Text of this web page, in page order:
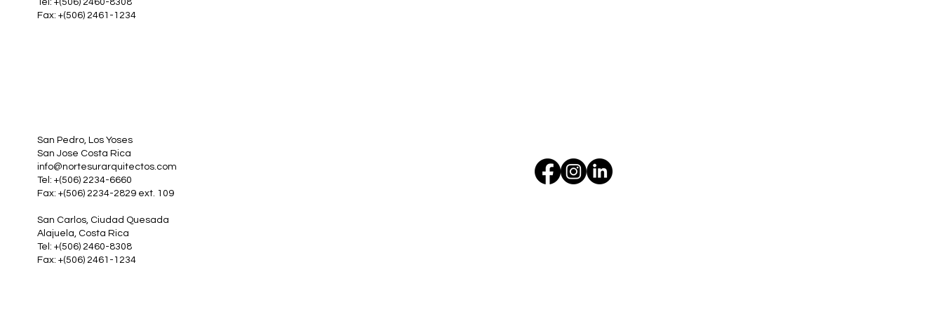
Tel: +(506) 2460-8308
Fax: +(506) 2461-1234
San Pedro, Los Yoses
San Jose Costa Rica
info@nortesurarquitectos.com
Tel: +(506) 2234-6660
Fax: +(506) 2234-2829 ext. 109
San Carlos, Ciudad Quesada
Alajuela, Costa Rica
Tel: +(506) 2460-8308
Fax: +(506) 2461-1234